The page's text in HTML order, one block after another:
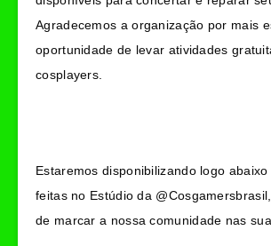
Agradecemos a organização por mais
oportunidade de levar atividades
cosplayers.
Estaremos disponibilizando logo
feitas no Estúdio da
de marcar a nossa comunidade nas